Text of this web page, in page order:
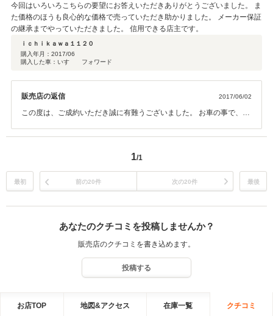
今回はいろいろこちらの要望にお答えいただきありがとうございました。 ま
た価格のほうも良心的な価格で売っていただき助かりました。 メーカー保証
の継承までやっていただきました。 信用できる店主です。
ｉｃｈｉｋａｗａ１１２０
購入年月： 2017/06
購入した車：いすゞ フォワード
販売店の返信 2017/06/02
この度は、ご成約いただき誠に有難うございました。 お車の事で、何
さい。対応出来る事が限られてしまいますが 末永くご愛用いただきた
1/1
最初 前の20件 次の20件 最後
あなたのクチコミを投稿しませんか？
販売店のクチコミを書き込めます。
投稿する
お店TOP 地図&アクセス 在庫一覧 クチコミ